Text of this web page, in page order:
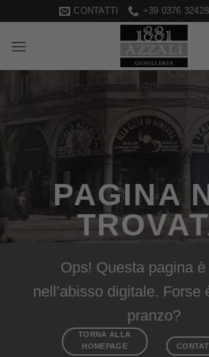
ai
contenuti
CONTATTI +39 0376
PAGINA
Ops! Questa pagina è
nell’abisso digitale. Forse
pranzo?
TORNA ALLA
HOMEPAGE